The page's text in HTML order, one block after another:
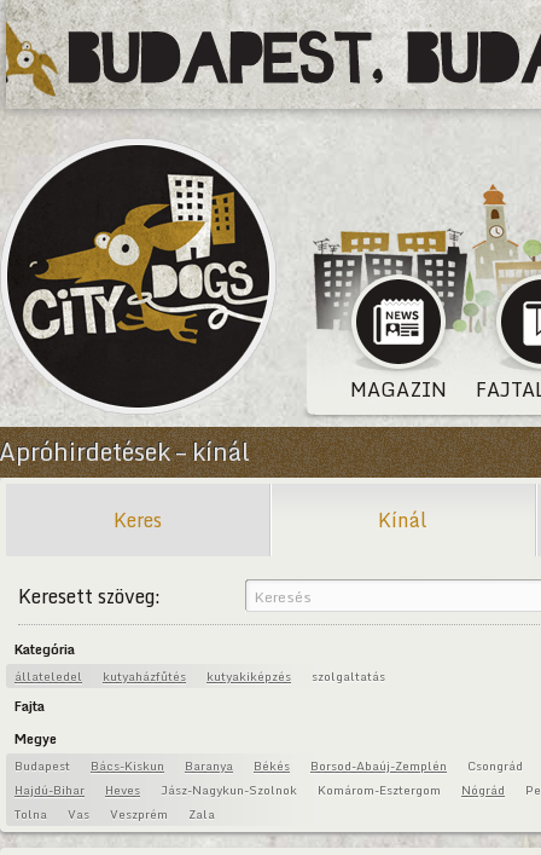
MAGAZIN
Apróhirdetések – kínál
Keres Kínál
Keresett szöveg:
Kategória
állateledel kutyaházfűtés kutyakiképzés szolgaltatás
Fajta
Megye
Budapest Bács-Kiskun Baranya Békés Borsod-Abaúj-Zemplén
Csongrád
Hajdú-Bihar
Heves Jász-Nagykun-Szolnok Komárom-Esztergom Nógrád
Tolna
Vas Veszprém Zala